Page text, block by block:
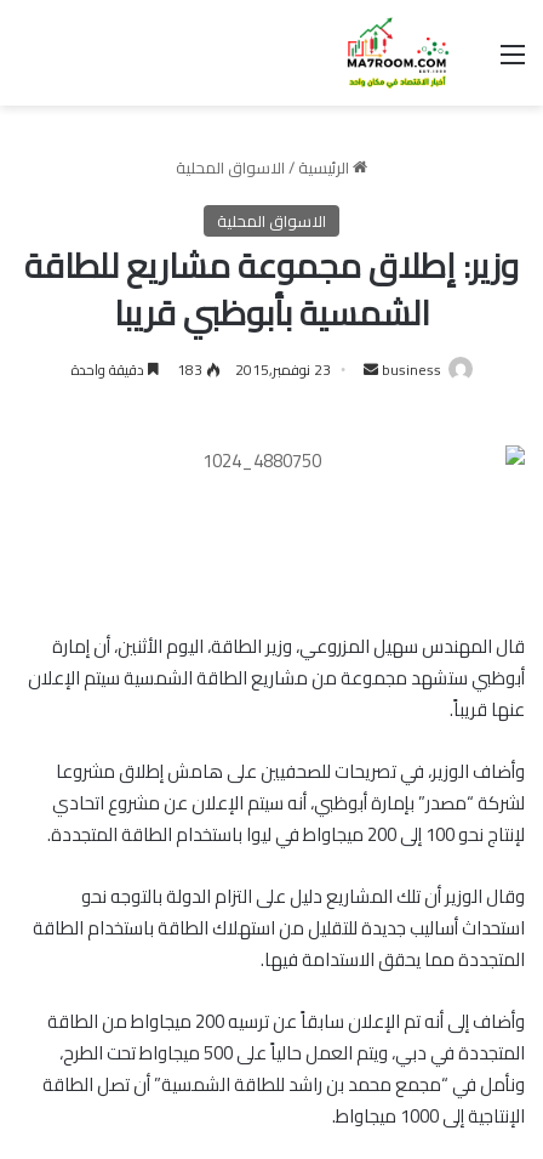
القائمة
الرئيسية/الاسواق المحلية
الاسواق المحلية
وزير: إطلاق مجموعة مشاريع للطاقة
الشمسية بأبوظبي قريبا
business
أرسل 23 نوفمبر,2015 183 دقيقة واحدة
قال المهندس سهيل المزروعي، وزير الطاقة، اليوم الأثنين، أن إمارة
أبوظبي ستشهد مجموعة من مشاريع الطاقة الشمسية سيتم الإعلان
عنها قريباً.
وأضاف الوزير، في تصريحات للصحفيين على هامش إطلاق مشروعا
لشركة “مصدر” بإمارة أبوظبي، أنه سيتم الإعلان عن مشروع اتحادي
لإنتاج نحو 100 إلى 200 ميجاواط في ليوا باستخدام الطاقة المتجددة.
وقال الوزير أن تلك المشاريع دليل على التزام الدولة بالتوجه نحو
استحداث أساليب جديدة للتقليل من استهلاك الطاقة باستخدام الطاقة
المتجددة مما يحقق الاستدامة فيها.
وأضاف إلى أنه تم الإعلان سابقاً عن ترسيه 200 ميجاواط من الطاقة
المتجددة في دبي، ويتم العمل حالياً على 500 ميجاواط تحت الطرح،
ونأمل في “مجمع محمد بن راشد للطاقة الشمسية” أن تصل الطاقة
الإنتاجية إلى 1000 ميجاواط.